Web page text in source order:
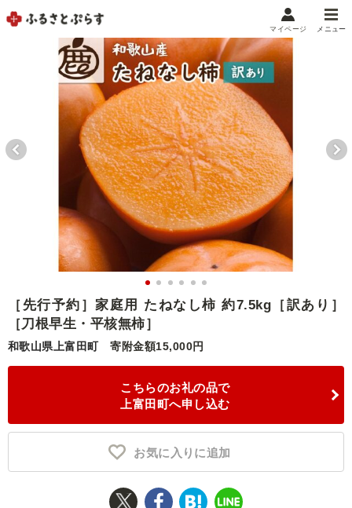
メニュー
マイメニュー
マイページ
お気に入り 閲覧履歴
メニュー
お礼の品から探す
お礼の品をカテゴリや金額で絞り込み
自治体から探す
ランキング
特集・おすすめ
マイページ
［先行予約］家庭用 たねなし柿 約7.5kg［訳あり］
［刀根早生・平核無柿］
和歌山県上富田町 寄附金額15,000円
こちらのお礼の品で
上富田町へ申し込む
お気に入りに追加